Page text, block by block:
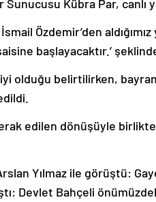
Kübra Par, canlı
Özdemir’den
başlayacaktır.’
olduğu belirtilirken,
edilen dönüşüyle
Yılmaz ile görüştü:
Devlet Bahçeli